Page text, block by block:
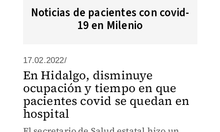
Noticias de pacientes con covid-
19 en Milenio
17.02.2022/
En Hidalgo, disminuye
ocupación y tiempo en que
pacientes covid se quedan en
hospital